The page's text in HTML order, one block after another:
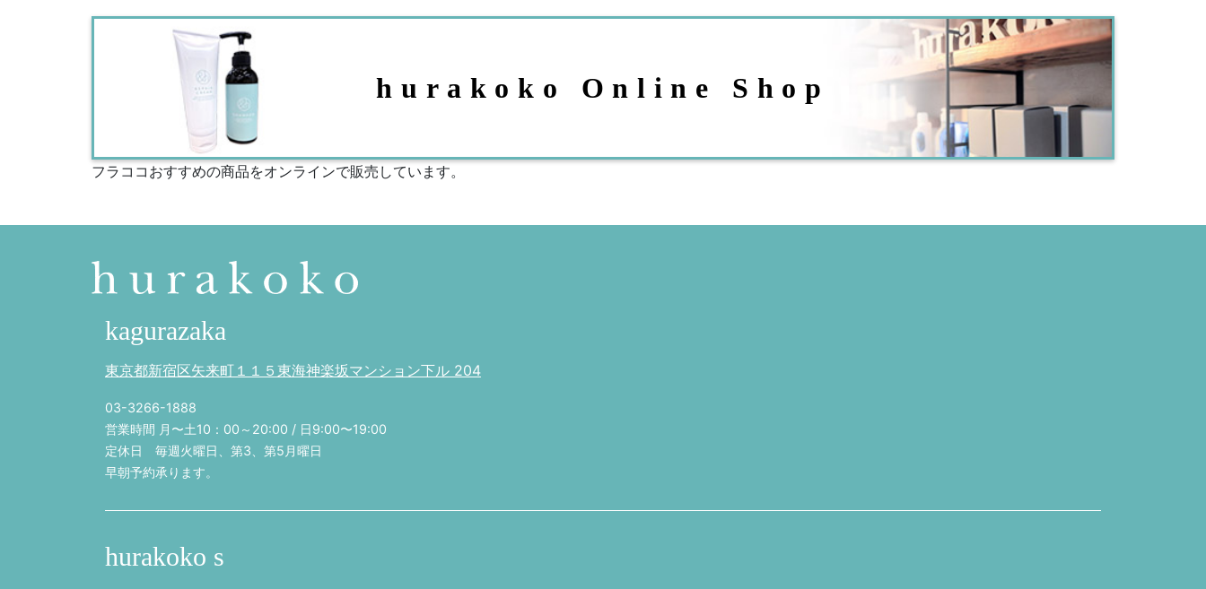
hurakoko Online Shop
フラココおすすめの商品をオンラインで販売しています。
kagurazaka
東京都新宿区矢来町１１５東海神楽坂マンション下ル 204
03-3266-1888
営業時間 月〜土10：00～20:00 / 日9:00〜19:00
定休日 毎週火曜日、第3、第5月曜日
早朝予約承ります。
hurakoko s